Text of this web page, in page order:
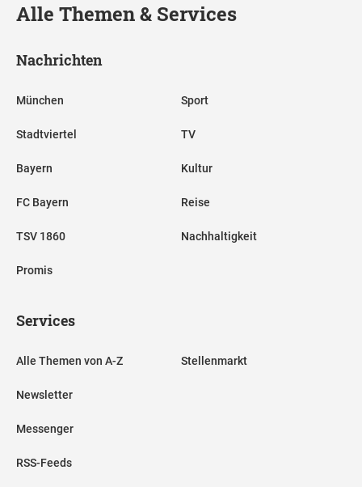
Alle Themen & Services
Nachrichten
München
Stadtviertel
Bayern
FC Bayern
TSV 1860
Promis
Sport
TV
Kultur
Reise
Nachhaltigkeit
Services
Alle Themen von A-Z
Newsletter
Messenger
RSS-Feeds
Stellenmarkt